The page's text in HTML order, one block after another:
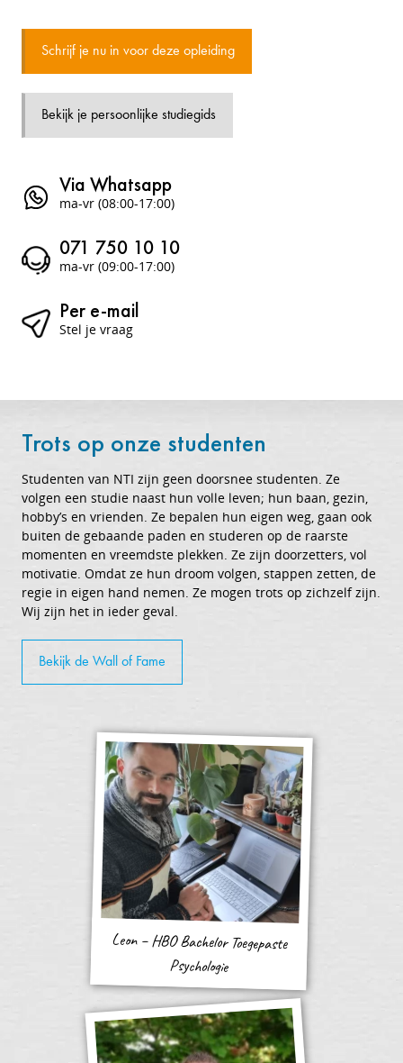
Schrijf je nu in voor deze opleiding
Bekijk je persoonlijke studiegids
Via Whatsapp
ma-vr (08:00-17:00)
071 750 10 10
ma-vr (09:00-17:00)
Per e-mail
Stel je vraag
Trots op onze studenten
Studenten van NTI zijn geen doorsnee studenten. Ze
volgen een studie naast hun volle leven; hun baan, gezin,
hobby’s en vrienden. Ze bepalen hun eigen weg, gaan ook
buiten de gebaande paden en studeren op de raarste
momenten en vreemdste plekken. Ze zijn doorzetters, vol
motivatie. Omdat ze hun droom volgen, stappen zetten, de
regie in eigen hand nemen. Ze mogen trots op zichzelf zijn.
Wij zijn het in ieder geval.
Bekijk de Wall of Fame
Leon – HBO Bachelor Toegepaste
Psychologie